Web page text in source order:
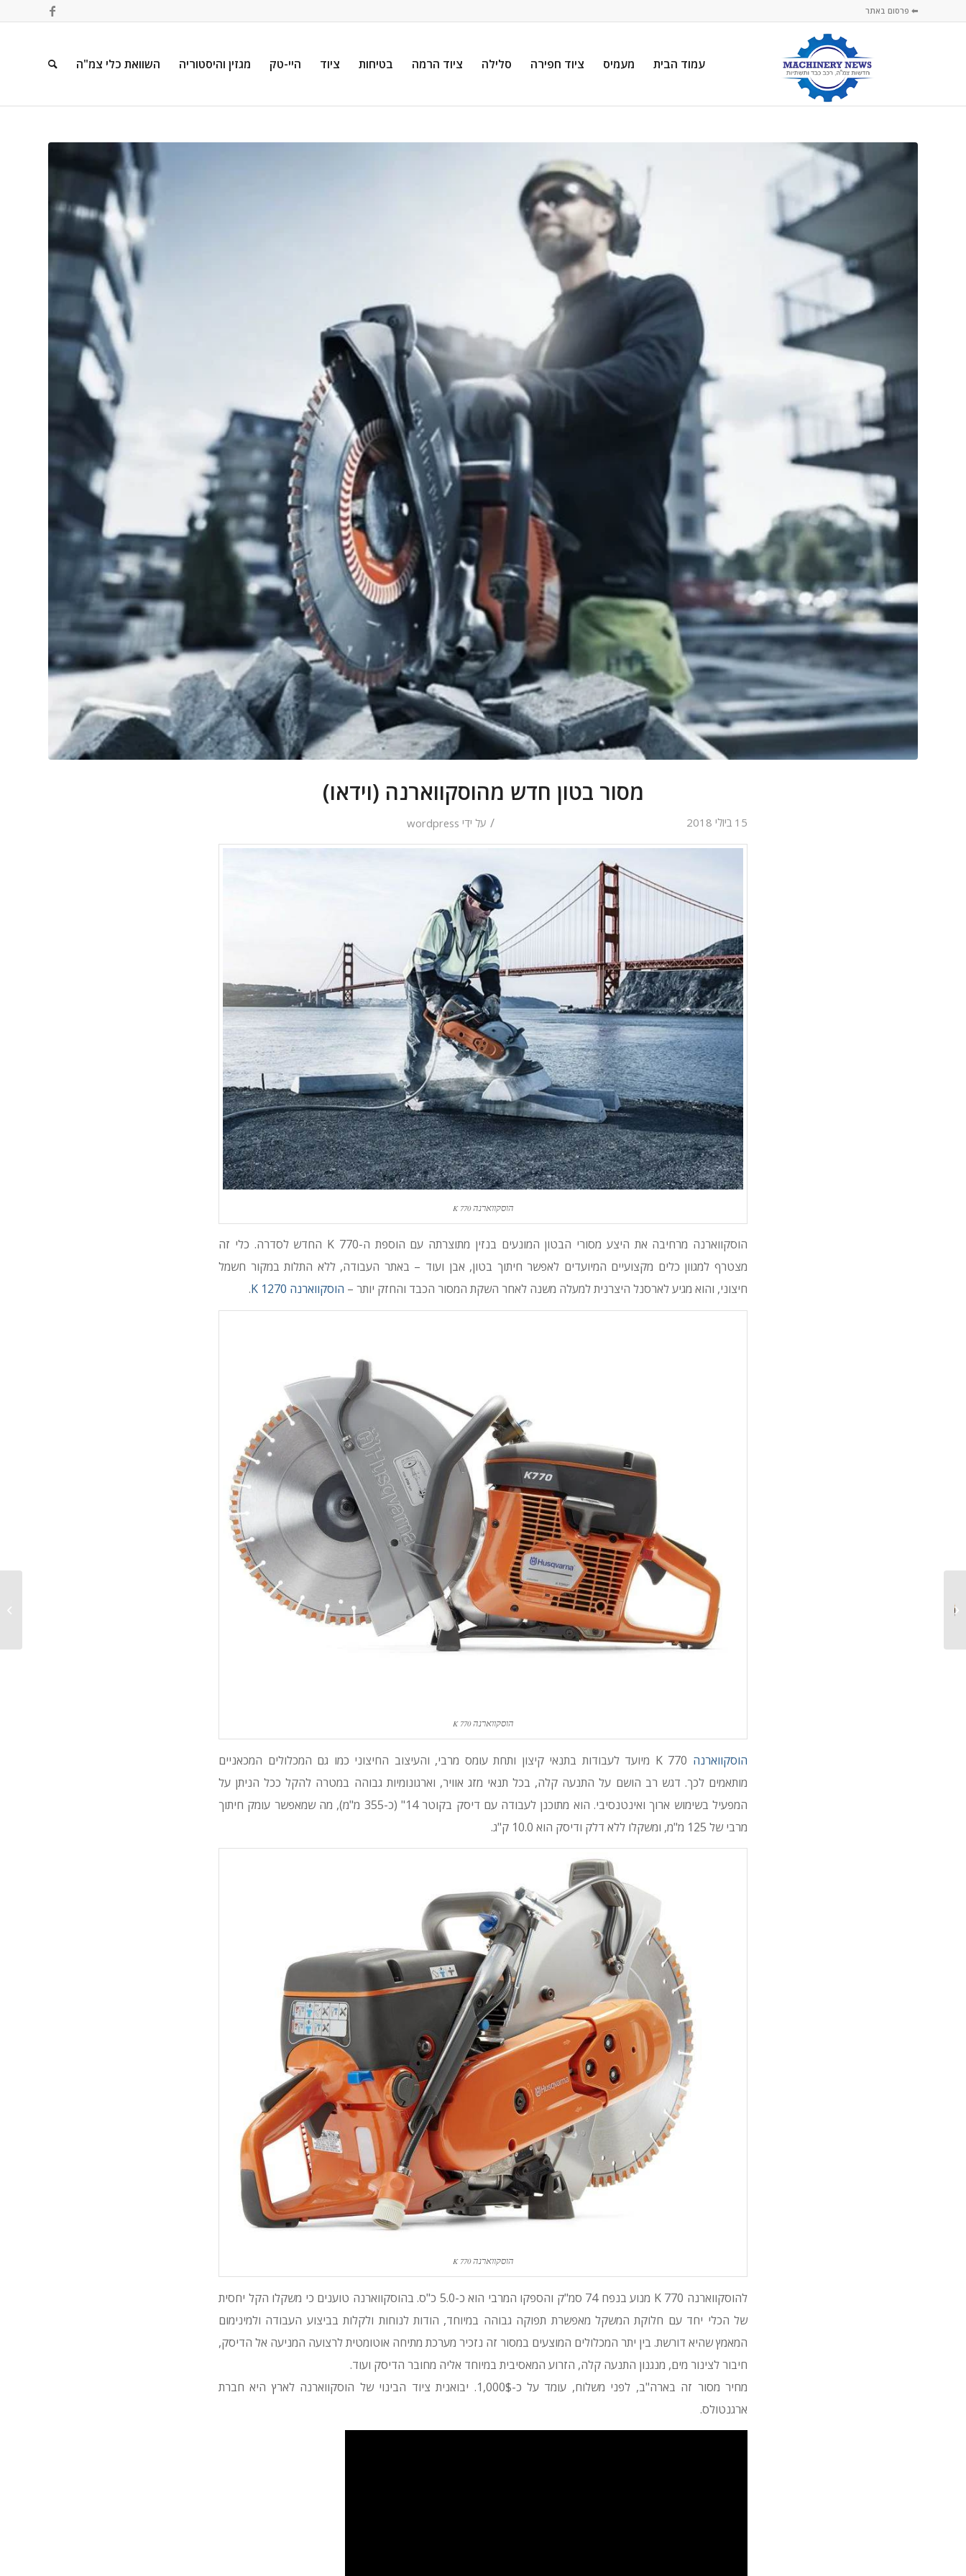
⬅ פרסום באתר
עמוד הבית מעמיס ציוד חפירה סלילה ציוד הרמה בטיחות ציוד היי-טק מגזין והיסטוריה השוואת כלי צמ"ה
מסור בטון חדש מהוסקווארנה (וידאו)
15 ביולי 2018 / על ידי wordpress
הוסקווארנהK 770
הוסקווארנה מרחיבה את היצע מסורי הבטון המונעים בנזין מתוצרתה עם הוספת ה-K 770 החדש לסדרה. כלי זה
מצטרף למגוון כלים מקצועיים המיועדים לאפשר חיתוך בטון, אבן ועוד – באתר העבודה, ללא התלות במקור חשמל
חיצוני, והוא מגיע לארסנל היצרנית למעלה משנה לאחר השקת המסור הכבד והחזק יותר – הוסקווארנה K 1270 .
הוסקווארנהK 770
הוסקווארנה
K 770 מיועד לעבודות בתנאי קיצון ותחת עומס מרבי, והעיצוב החיצוני כמו גם המכלולים המכאניים
מותאמים לכך. דגש רב הושם על התנעה קלה, בכל תנאי מזג אוויר, וארגונומיות גבוהה במטרה להקל ככל הניתן על
המפעיל בשימוש ארוך ואינטנסיבי. הוא מתוכנן לעבודה עם דיסק בקוטר 14" (כ-355 מ"מ), מה שמאפשר עומק חיתוך
מרבי של 125 מ"מ, ומשקלו ללא דלק ודיסק הוא 10.0 ק"ג.
הוסקווארנהK 770
להוסקווארנה K 770 מנוע בנפח 74 סמ"ק והספקו המרבי הוא כ-5.0 כ"ס. בהוסקווארנה טוענים כי משקלו הקל יחסית
של הכלי יחד עם חלוקת המשקל מאפשרת תפוקה גבוהה במיוחד, הודות לנוחות ולקלות בביצוע העבודה ולמינימום
המאמץ שהיא דורשת. בין יתר המכלולים המוצעים במסור זה נזכיר מערכת מתיחה אוטומטית לרצועה המניעה אל הדיסק,
חיבור לצינור מים, מנגנון התנעה קלה, הזרוע המאסיבית במיוחד אליה מחובר הדיסק ועוד.
מחיר מסור זה בארה"ב, לפני משלוח, עומד על כ-1,000$. יבואנית ציוד הבינוי של הוסקווארנה לארץ היא חברת
ארגנטולס.